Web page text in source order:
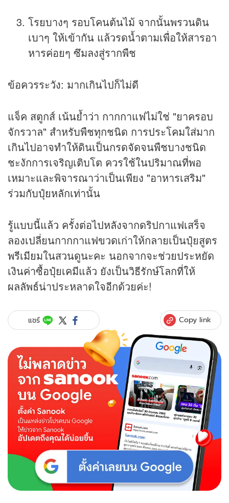
โรยบางๆ รอบโคนต้นไม้ จากนั้นพรวนดิน
เบาๆ ให้เข้ากัน แล้วรดน้ำตามเพื่อให้สารอา
หารค่อยๆ ซึมลงสู่รากพืช
ข้อควรระวัง: มากเกินไปก็ไม่ดี
แจ็ค สตูกส์ เน้นย้ำว่า กากกาแฟไม่ใช่ "ยาครอบ
จักรวาล" สำหรับพืชทุกชนิด การประโคมใส่มาก
เกินไปอาจทำให้ดินเป็นกรดจัดจนพืชบางชนิด
ชะงักการเจริญเติบโต ควรใช้ในปริมาณที่พอ
เหมาะและพิจารณาว่าเป็นเพียง "อาหารเสริม"
ร่วมกับปุ๋ยหลักเท่านั้น
รู้แบบนี้แล้ว ครั้งต่อไปหลังจากดริปกาแฟเสร็จ
ลองเปลี่ยนกากกาแฟขวดเก่าให้กลายเป็นปุ๋ยสูตร
พรีเมียมในสวนดูนะคะ นอกจากจะช่วยประหยัด
เงินค่าซื้อปุ๋ยเคมีแล้ว ยังเป็นวิธีรักษ์โลกที่ให้
ผลลัพธ์น่าประหลาดใจอีกด้วยค่ะ!
แชร์ Copy link